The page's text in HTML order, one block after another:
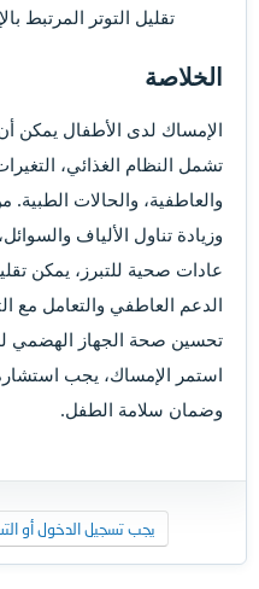
تقليل التوتر المرتبط
الخلاصة​
الإمساك لدى الأطفال يمكن
تشمل النظام الغذائي،
والعاطفية، والحالات
وزيادة تناول الألياف
عادات صحية للتبرز، يمكن
الدعم العاطفي والتعامل مع
تحسين صحة الجهاز الهضمي
استمر الإمساك، يجب
وضمان سلامة الطفل.
يجب تسجيل الدخول أو